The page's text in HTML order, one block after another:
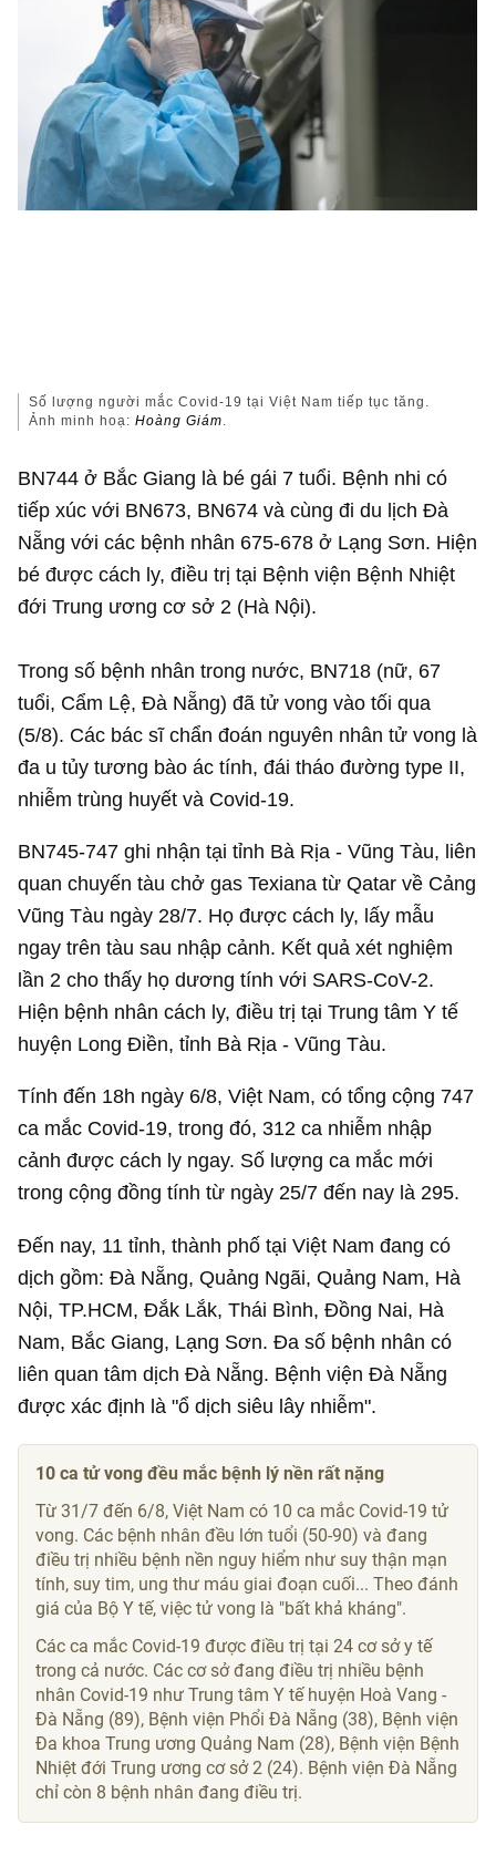
Số lượng người mắc Covid-19 tại Việt Nam tiếp tục tăng.
Ảnh minh hoạ:Hoàng Giám.
BN744 ở Bắc Giang là bé gái 7 tuổi. Bệnh nhi có
tiếp xúc với BN673, BN674 và cùng đi du lịch Đà
Nẵng với các bệnh nhân 675-678 ở Lạng Sơn. Hiện
bé được cách ly, điều trị tại Bệnh viện Bệnh Nhiệt
đới Trung ương cơ sở 2 (Hà Nội).
Trong số bệnh nhân trong nước, BN718 (nữ, 67
tuổi, Cẩm Lệ, Đà Nẵng) đã tử vong vào tối qua
(5/8). Các bác sĩ chẩn đoán nguyên nhân tử vong là
đa u tủy tương bào ác tính, đái tháo đường type II,
nhiễm trùng huyết và Covid-19.
BN745-747 ghi nhận tại tỉnh Bà Rịa - Vũng Tàu, liên
quan chuyến tàu chở gas Texiana từ Qatar về Cảng
Vũng Tàu ngày 28/7. Họ được cách ly, lấy mẫu
ngay trên tàu sau nhập cảnh. Kết quả xét nghiệm
lần 2 cho thấy họ dương tính với SARS-CoV-2.
Hiện bệnh nhân cách ly, điều trị tại Trung tâm Y tế
huyện Long Điền, tỉnh Bà Rịa - Vũng Tàu.
Tính đến 18h ngày 6/8, Việt Nam, có tổng cộng 747
ca mắc Covid-19, trong đó, 312 ca nhiễm nhập
cảnh được cách ly ngay. Số lượng ca mắc mới
trong cộng đồng tính từ ngày 25/7 đến nay là 295.
Đến nay, 11 tỉnh, thành phố tại Việt Nam đang có
dịch gồm: Đà Nẵng, Quảng Ngãi, Quảng Nam, Hà
Nội, TP.HCM, Đắk Lắk, Thái Bình, Đồng Nai, Hà
Nam, Bắc Giang, Lạng Sơn. Đa số bệnh nhân có
liên quan tâm dịch Đà Nẵng. Bệnh viện Đà Nẵng
được xác định là "ổ dịch siêu lây nhiễm".
10 ca tử vong đều mắc bệnh lý nền rất nặng
Từ 31/7 đến 6/8, Việt Nam có 10 ca mắc Covid-19 tử
vong. Các bệnh nhân đều lớn tuổi (50-90) và đang
điều trị nhiều bệnh nền nguy hiểm như suy thận mạn
tính, suy tim, ung thư máu giai đoạn cuối... Theo đánh
giá của Bộ Y tế, việc tử vong là "bất khả kháng".
Các ca mắc Covid-19 được điều trị tại 24 cơ sở y tế
trong cả nước. Các cơ sở đang điều trị nhiều bệnh
nhân Covid-19 như Trung tâm Y tế huyện Hoà Vang -
Đà Nẵng (89), Bệnh viện Phổi Đà Nẵng (38), Bệnh viện
Đa khoa Trung ương Quảng Nam (28), Bệnh viện Bệnh
Nhiệt đới Trung ương cơ sở 2 (24). Bệnh viện Đà Nẵng
chỉ còn 8 bệnh nhân đang điều trị.